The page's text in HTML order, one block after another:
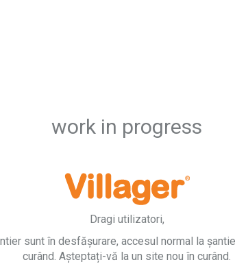
work in progress
Dragi utilizatori,
sunt în desfășurare, accesul normal la
curând. Așteptați-vă la un site nou în curând.